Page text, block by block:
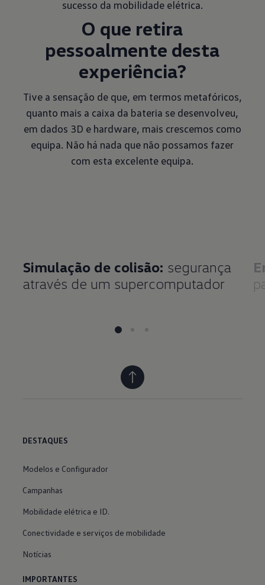
sucesso da mobilidade elétrica.
O que retira
pessoalmente desta
experiência?
Tive a sensação de que, em termos metafóricos,
quanto mais a caixa da bateria se desenvolveu,
em dados 3D e hardware, mais crescemos como
equipa. Não há nada que não possamos fazer
com esta excelente equipa.
Simulação de colisão: segurança
através de um supercomputador
DESTAQUES
Modelos e Configurador
Campanhas
Mobilidade elétrica e ID.
Conectividade e serviços de mobilidade
Notícias
IMPORTANTES